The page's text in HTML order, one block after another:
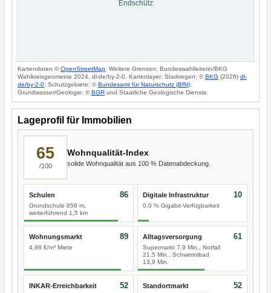
Endschütz
Kartendaten ©OpenStreetMap . Weitere Grenzen: Bundeswahlleiterin/BKG
Wahlkreisgeometrie 2024, dl-de/by-2-0. Kartenlayer: Starkregen: ©BKG (2026) dl-
de/by-2-0; Schutzgebiete: ©Bundesamt für Naturschutz (BfN);
Grundwasser/Geologie: ©BGR und Staatliche Geologische Dienste.
Lageprofil für Immobilien
65
/100
Wohnqualität-Index
solide Wohnqualität aus 100 % Datenabdeckung.
Schulen
Grundschule 856 m,
weiterführend 1,5 km
86 Digitale Infrastruktur
0,0 % Gigabit-Verfügbarkeit
10
Wohnungsmarkt
4,98 €/m² Miete
89 Alltagsversorgung
Supermarkt 7,9 Min., Notfall
21,5 Min., Schwimmbad
13,9 Min.
61
INKAR-Erreichbarkeit 52 Standortmarkt 52